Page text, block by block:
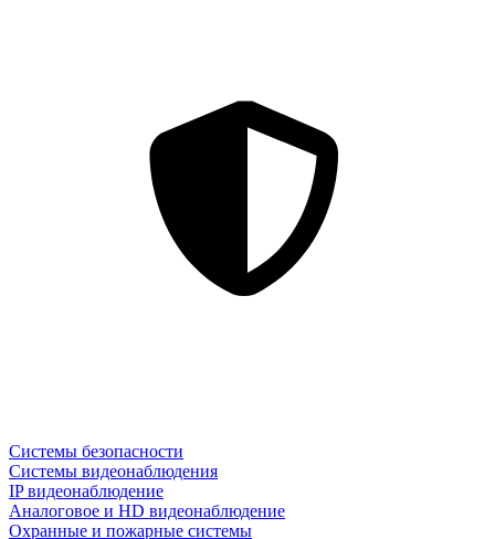
Системы безопасности
Системы видеонаблюдения
IP видеонаблюдение
Аналоговое и HD видеонаблюдение
Охранные и пожарные системы